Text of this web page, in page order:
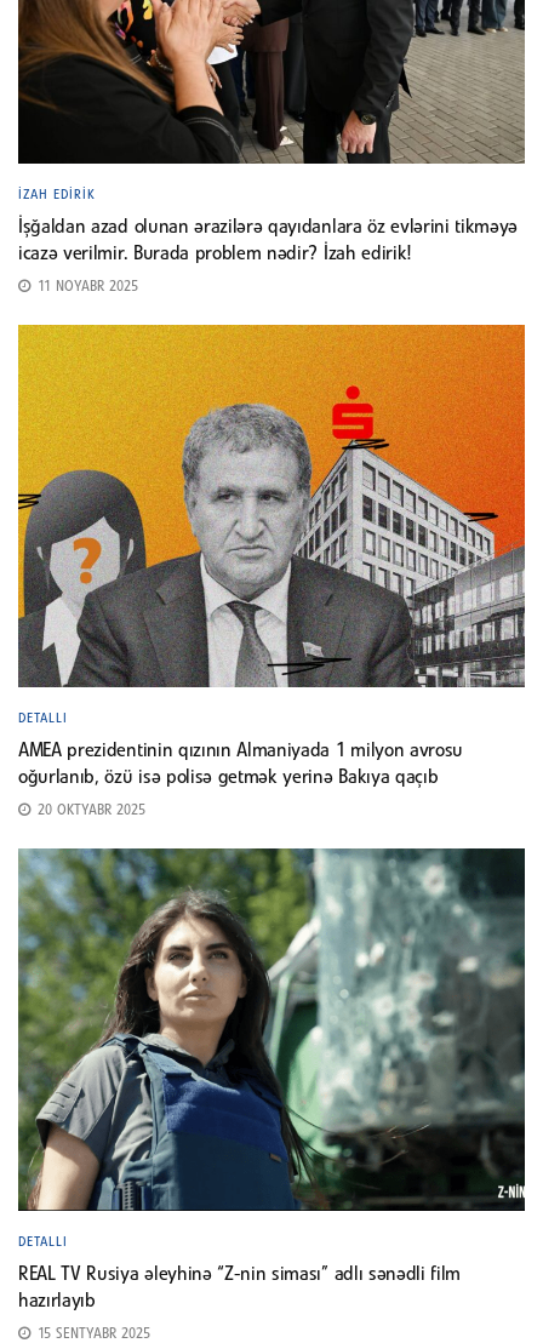
İZAH EDIRIK
İşğaldan azad olunan ərazilərə qayıdanlara öz evlərini tikməyə
icazə verilmir. Burada problem nədir? İzah edirik!
11 NOYABR 2025
DETALLI
AMEA prezidentinin qızının Almaniyada 1 milyon avrosu
oğurlanıb, özü isə polisə getmək yerinə Bakıya qaçıb
20 OKTYABR 2025
DETALLI
REAL TV Rusiya əleyhinə “Z-nin siması” adlı sənədli film
hazırlayıb
15 SENTYABR 2025